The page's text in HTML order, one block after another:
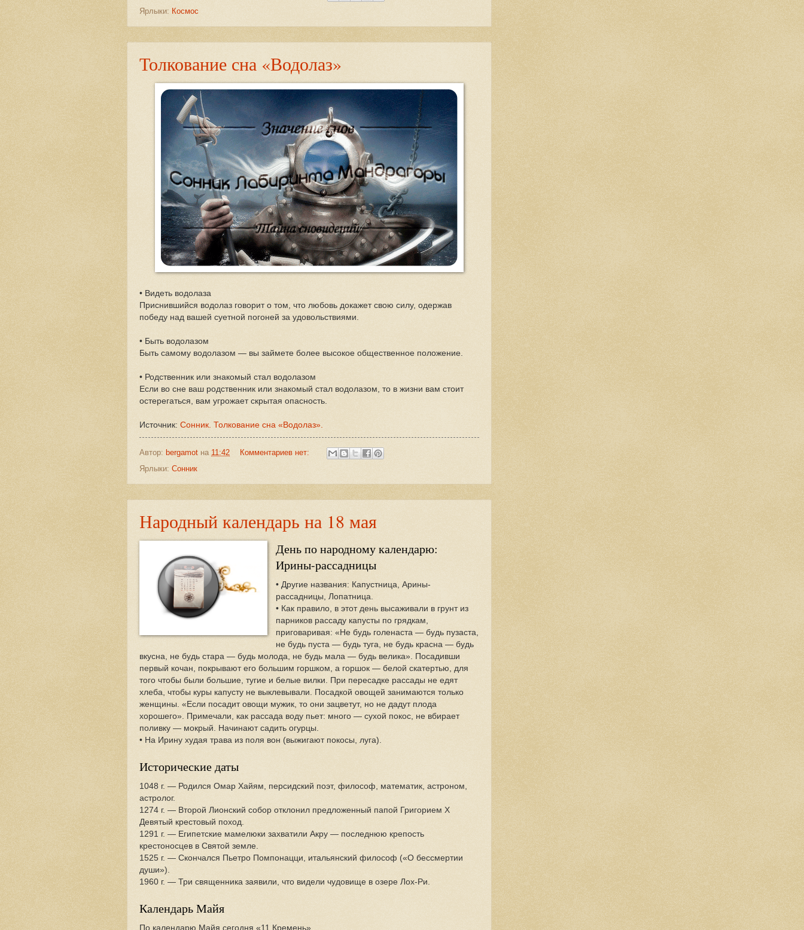
Ярлыки: Космос
Толкование сна «Водолаз»
• Видеть водолаза
Приснившийся водолаз говорит о том, что любовь докажет свою силу, одержав
победу над вашей суетной погоней за удовольствиями.
• Быть водолазом
Быть самому водолазом — вы займете более высокое общественное положение.
• Родственник или знакомый стал водолазом
Если во сне ваш родственник или знакомый стал водолазом, то в жизни вам стоит
остерегаться, вам угрожает скрытая опасность.
Источник: Сонник. Толкование сна «Водолаз».
Автор: bergamot на 11:42
Комментариев нет:
Ярлыки: Сонник
Народный календарь на 18 мая
День по народному календарю:
Ирины-рассадницы
• Другие названия: Капустница, Арины-
рассадницы, Лопатница.
• Как правило, в этот день высаживали в грунт из
парников рассаду капусты по грядкам,
приговаривая: «Не будь голенаста — будь пузаста,
не будь пуста — будь туга, не будь красна — будь
вкусна, не будь стара — будь молода, не будь мала — будь велика». Посадивши
первый кочан, покрывают его большим горшком, а горшок — белой скатертью, для
того чтобы были большие, тугие и белые вилки. При пересадке рассады не едят
хлеба, чтобы куры капусту не выклевывали. Посадкой овощей занимаются только
женщины. «Если посадит овощи мужик, то они зацветут, но не дадут плода
хорошего». Примечали, как рассада воду пьет: много — сухой покос, не вбирает
поливку — мокрый. Начинают садить огурцы.
• На Ирину худая трава из поля вон (выжигают покосы, луга).
Исторические даты
1048 г. — Родился Омар Хайям, персидский поэт, философ, математик, астроном,
астролог.
1274 г. — Второй Лионский собор отклонил предложенный папой Григорием X
Девятый крестовый поход.
1291 г. — Египетские мамелюки захватили Акру — последнюю крепость
крестоносцев в Святой земле.
1525 г. — Скончался Пьетро Помпонацци, итальянский философ («О бессмертии
души»).
1960 г. — Три священника заявили, что видели чудовище в озере Лох-Ри.
Календарь Майя
По календарю Майя сегодня «11 Кремень».